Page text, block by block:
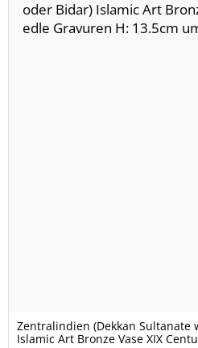
Zentralindien (Dekkan Sultanate
Islamic Art Bronze Vase XIX